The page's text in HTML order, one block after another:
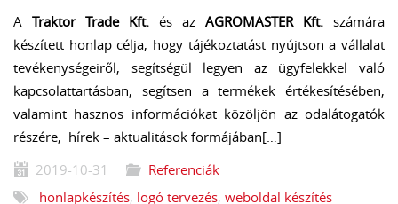
A Traktor Trade Kft. és az AGROMASTER Kft. számára
készített honlap célja, hogy tájékoztatást nyújtson a vállalat
tevékenységeiről, segítségül legyen az ügyfelekkel való
kapcsolattartásban, segítsen a termékek értékesítésében,
valamint hasznos információkat közöljön az odalátogatók
részére, hírek – aktualitások formájában[…]
2019-10-31
Referenciák
honlapkészítés, logó tervezés, weboldal készítés